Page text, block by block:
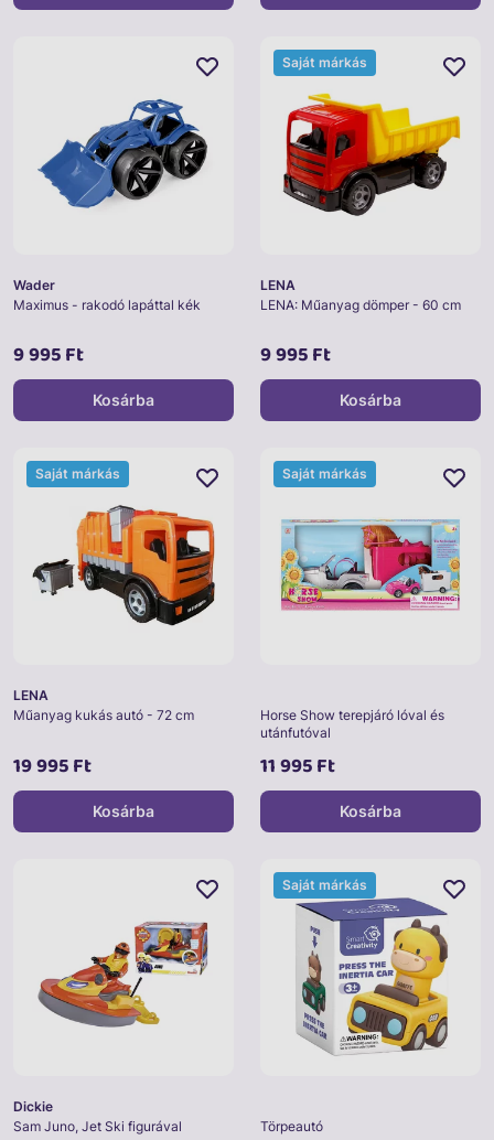
Wader
Maximus - rakodó lapáttal kék
9 995 Ft
Kosárba
LENA
LENA: Műanyag dömper - 60 cm
9 995 Ft
Saját márkás
Kosárba
LENA
Műanyag kukás autó - 72 cm
19 995 Ft
Saját márkás
Kosárba
Horse Show terepjáró lóval és
utánfutóval
11 995 Ft
Saját márkás
Kosárba
Dickie
Sam Juno, Jet Ski figurával
Törpeautó
Saját márkás